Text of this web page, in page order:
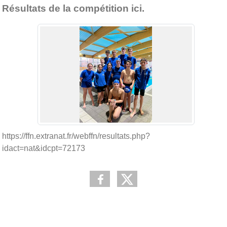
Résultats de la compétition ici.
https://ffn.extranat.fr/webffn/resultats.php?
idact=nat&idcpt=72173